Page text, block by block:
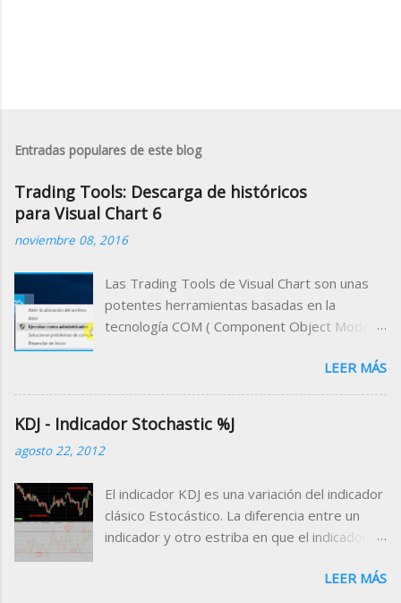
Entradas populares de este blog
Trading Tools: Descarga de históricos
para Visual Chart 6
noviembre 08, 2016
Las Trading Tools de Visual Chart son unas
potentes herramientas basadas en la
tecnología COM ( Component Object Model )
maneja desde el programa a través de
cualquier entorno de desarrollo compatible
desarrollar un programa cliente que utilice a
Visual Chart como servidor de datos,
con los datos bursátiles que proporciona
Visual Chart . El ejemplo más común de
programa cliente compatible con esta
las macros de Microsoft, podemos diseñar
LEER MÁS
KDJ - Indicador Stochastic %J
agosto 22, 2012
El indicador KDJ es una variación del indicador
clásico Estocástico. La diferencia entre un
indicador y otro estriba en que el indicador
%J. Esta línea representa la divergencia entre
LEER MÁS